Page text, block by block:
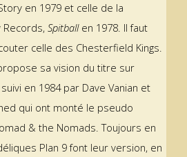
en 1979 et celle de la
Spitball en 1978. Il faut
celle des Chesterfield Kings.
sa vision du titre sur
en 1984 par Dave Vanian et
qui ont monté le pseudo
& the Nomads. Toujours en
Plan 9 font leur version, en